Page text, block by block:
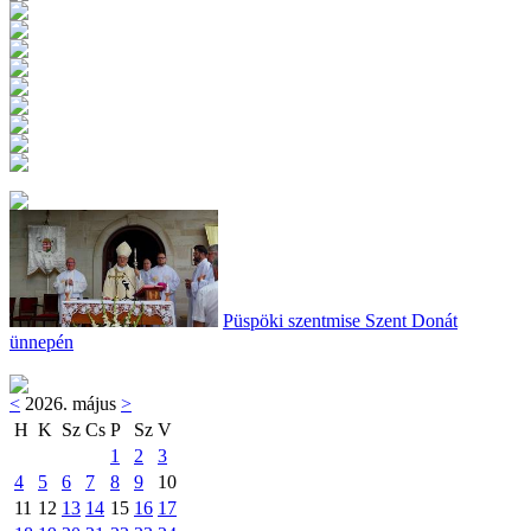
Püspöki szentmise Szent Donát
ünnepén
< 2026. május >
H K Sz Cs P Sz V
1
2
3
4
5 6 7 8 9
10
11 12 13 14 15 16 17